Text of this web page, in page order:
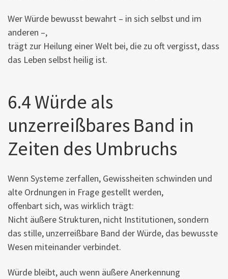
Wer Würde bewusst bewahrt – in sich selbst und im
anderen –,
trägt zur Heilung einer Welt bei, die zu oft vergisst, dass
das Leben selbst heilig ist.
6.4 Würde als
unzerreißbares Band in
Zeiten des Umbruchs
Wenn Systeme zerfallen, Gewissheiten schwinden und
alte Ordnungen in Frage gestellt werden,
offenbart sich, was wirklich trägt:
Nicht äußere Strukturen, nicht Institutionen, sondern
das stille, unzerreißbare Band der Würde, das bewusste
Wesen miteinander verbindet.
Würde bleibt, auch wenn äußere Anerkennung